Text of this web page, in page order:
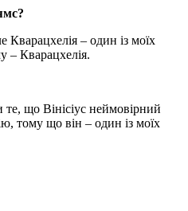
Кварацхелія – один із моїх
– Кварацхелія.
що Вінісіус неймовірний
тому що він – один із моїх